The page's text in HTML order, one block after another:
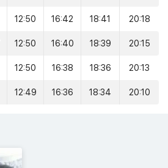
12:50 16:42 18:41 20:18
12:50 16:40 18:39 20:15
12:50 16:38 18:36 20:13
12:49 16:36 18:34 20:10